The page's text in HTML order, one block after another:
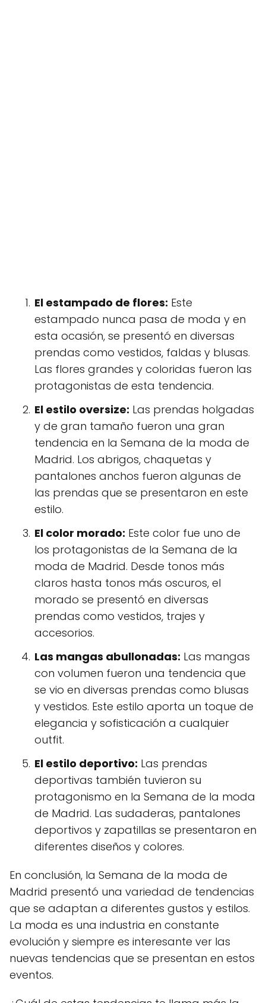
El estampado de flores: Este
estampado nunca pasa de moda y en
esta ocasión, se presentó en diversas
prendas como vestidos, faldas y blusas.
Las flores grandes y coloridas fueron las
protagonistas de esta tendencia.
El estilo oversize: Las prendas holgadas
y de gran tamaño fueron una gran
tendencia en la Semana de la moda de
Madrid. Los abrigos, chaquetas y
pantalones anchos fueron algunas de
las prendas que se presentaron en este
estilo.
El color morado: Este color fue uno de
los protagonistas de la Semana de la
moda de Madrid. Desde tonos más
claros hasta tonos más oscuros, el
morado se presentó en diversas
prendas como vestidos, trajes y
accesorios.
Las mangas abullonadas: Las mangas
con volumen fueron una tendencia que
se vio en diversas prendas como blusas
y vestidos. Este estilo aporta un toque de
elegancia y sofisticación a cualquier
outfit.
El estilo deportivo: Las prendas
deportivas también tuvieron su
protagonismo en la Semana de la moda
de Madrid. Las sudaderas, pantalones
deportivos y zapatillas se presentaron en
diferentes diseños y colores.
En conclusión, la Semana de la moda de
Madrid presentó una variedad de tendencias
que se adaptan a diferentes gustos y estilos.
La moda es una industria en constante
evolución y siempre es interesante ver las
nuevas tendencias que se presentan en estos
eventos.